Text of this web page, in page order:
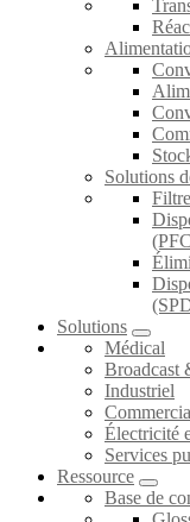
Solutions
Solutions
Médical
Broadcast
Industriel
Électricité
Services
Ressource
Base de